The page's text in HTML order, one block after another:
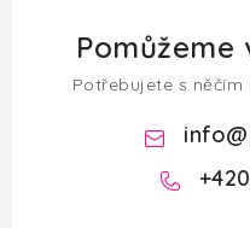
Pomůžeme
Potřebujete s
info@